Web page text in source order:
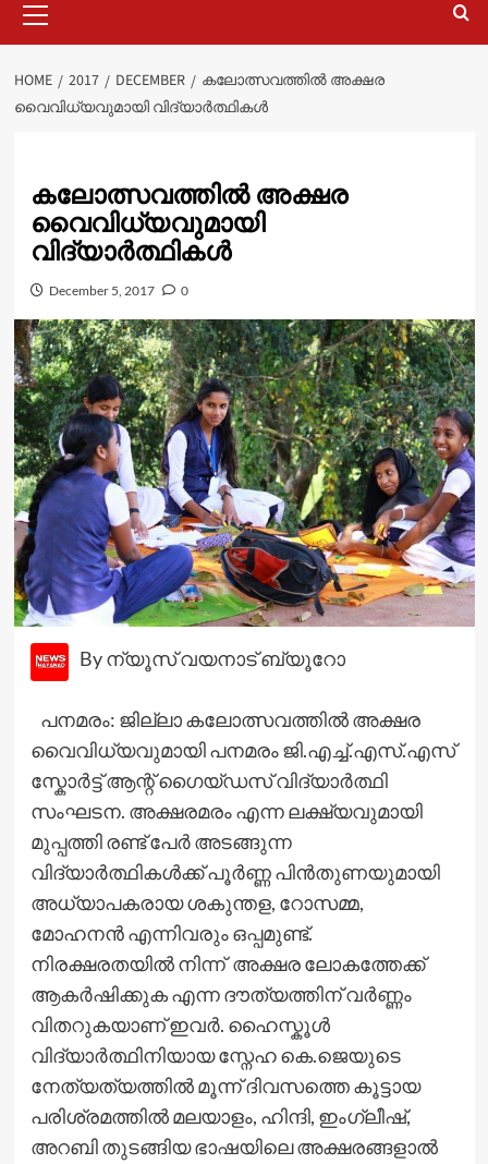
Menu
HOME 2017 DECEMBER
കലോത്സവത്തിൽ അക്ഷര
വൈവിധ്യവുമായി വിദ്യാർത്ഥികൾ
കലോത്സവത്തിൽ അക്ഷര
വൈവിധ്യവുമായി
വിദ്യാർത്ഥികൾ
December 5, 2017 0
By ന്യൂസ് വയനാട് ബ്യൂറോ
പനമരം: ജില്ലാ കലോത്സവത്തിൽ അക്ഷര
വൈവിധ്യവുമായി പനമരം ജി.എച്ച്.എസ്.എസ്
സ്കോർട്ട് ആന്റ് ഗൈയ്ഡസ് വിദ്യാർത്ഥി
സംഘടന. അക്ഷരമരം എന്ന ലക്ഷ്യവുമായി
മുപ്പത്തി രണ്ട് പേർ അടങ്ങുന്ന
വിദ്യാർത്ഥികൾക്ക് പൂർണ്ണ പിൻതുണയുമായി
അധ്യാപകരായ ശകുന്തള, റോസമ്മ,
മോഹനൻ എന്നിവരും ഒപ്പമുണ്ട്.
നിരക്ഷരതയിൽ നിന്ന് അക്ഷര ലോകത്തേക്ക്
ആകർഷിക്കുക എന്ന ദൗത്യത്തിന് വർണ്ണം
വിതറുകയാണ് ഇവർ. ഹൈസ്കൂൾ
വിദ്യാർത്ഥിനിയായ സ്നേഹ കെ.ജെയുടെ
നേത്യത്യത്തിൽ മൂന്ന് ദിവസത്തെ കൂട്ടായ
പരിശ്രമത്തിൽ മലയാളം, ഹിന്ദി, ഇംഗ്ലീഷ്,
അറബി തുടങ്ങിയ ഭാഷയിലെ അക്ഷരങ്ങളാൽ